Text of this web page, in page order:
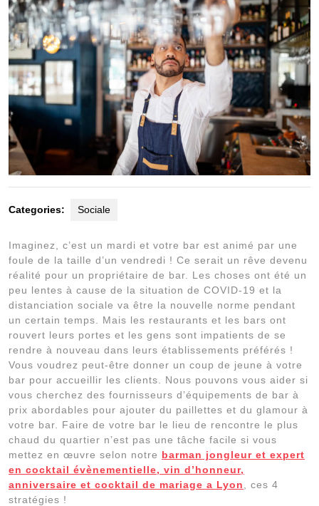
Categories: Sociale
Imaginez, c’est un mardi et votre bar est animé par une
foule de la taille d’un vendredi ! Ce serait un rêve devenu
réalité pour un propriétaire de bar. Les choses ont été un
peu lentes à cause de la situation de COVID-19 et la
distanciation sociale va être la nouvelle norme pendant
un certain temps. Mais les restaurants et les bars ont
rouvert leurs portes et les gens sont impatients de se
rendre à nouveau dans leurs établissements préférés !
Vous voudrez peut-être donner un coup de jeune à votre
bar pour accueillir les clients. Nous pouvons vous aider si
vous cherchez des fournisseurs d’équipements de bar à
prix abordables pour ajouter du paillettes et du glamour à
votre bar. Faire de votre bar le lieu de rencontre le plus
chaud du quartier n’est pas une tâche facile si vous
mettez en œuvre selon notre barman jongleur et expert
en cocktail évènementielle, vin d’honneur,
anniversaire et cocktail de mariage a Lyon
, ces 4
stratégies !